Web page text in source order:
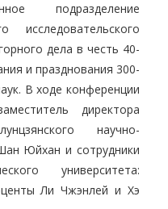
подразделение
исследовательского
дела в честь 40-
и празднования 300-
В ходе конференции
директора
научно-
Юйхан и сотрудники
университета:
Ли Чжэнлей и Хэ